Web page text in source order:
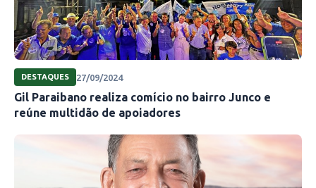
DESTAQUES 27/09/2024
Gil Paraibano realiza comício no bairro Junco e
reúne multidão de apoiadores